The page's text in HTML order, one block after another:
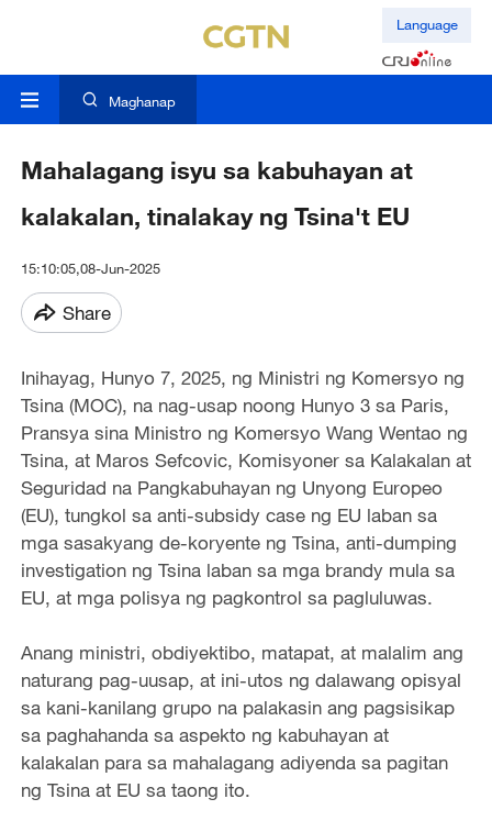
Language
Maghanap
Mahalagang isyu sa kabuhayan at
kalakalan, tinalakay ng Tsina't EU
15:10:05,08-Jun-2025
Share
Inihayag, Hunyo 7, 2025, ng Ministri ng Komersyo ng
Tsina (MOC), na nag-usap noong Hunyo 3 sa Paris,
Pransya sina Ministro ng Komersyo Wang Wentao ng
Tsina, at Maros Sefcovic, Komisyoner sa Kalakalan at
Seguridad na Pangkabuhayan ng Unyong Europeo
(EU), tungkol sa anti-subsidy case ng EU laban sa
mga sasakyang de-koryente ng Tsina, anti-dumping
investigation ng Tsina laban sa mga brandy mula sa
EU, at mga polisya ng pagkontrol sa pagluluwas.
Anang ministri, obdiyektibo, matapat, at malalim ang
naturang pag-uusap, at ini-utos ng dalawang opisyal
sa kani-kanilang grupo na palakasin ang pagsisikap
sa paghahanda sa aspekto ng kabuhayan at
kalakalan para sa mahalagang adiyenda sa pagitan
ng Tsina at EU sa taong ito.